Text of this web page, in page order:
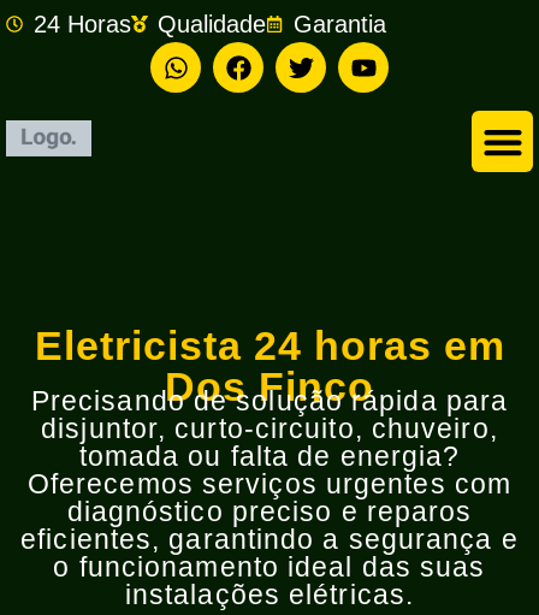
24 Horas Qualidade Garantia
Eletricista 24 horas em
Dos Finco
Precisando de solução rápida para
disjuntor, curto-circuito, chuveiro,
tomada ou falta de energia?
Oferecemos serviços urgentes com
diagnóstico preciso e reparos
eficientes, garantindo a segurança e
o funcionamento ideal das suas
instalações elétricas.